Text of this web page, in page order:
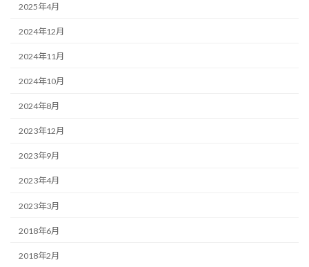
2025年4月
2024年12月
2024年11月
2024年10月
2024年8月
2023年12月
2023年9月
2023年4月
2023年3月
2018年6月
2018年2月